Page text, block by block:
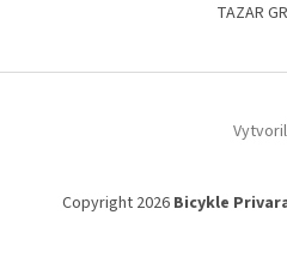
TAZAR
Copyright 2026 Bicykle